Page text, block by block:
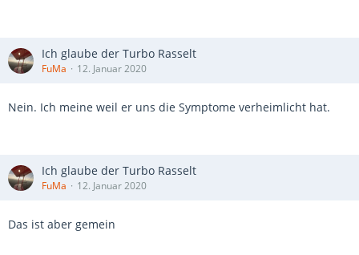
Ich glaube der Turbo Rasselt
FuMa 12. Januar 2020
Nein. Ich meine weil er uns die Symptome verheimlicht hat.
Ich glaube der Turbo Rasselt
FuMa 12. Januar 2020
Das ist aber gemein